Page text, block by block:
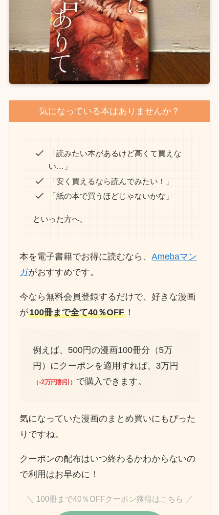
気になっている本はありませんか？
「読みたい本があるけど高くて買えな
い…」
「安く買えるなら読んでみたい！」
「紙の本で買うほどじゃないかな」
といった方へ。
本を電子書籍でお得に読むなら、Amebaマン
ガがおすすめです。
今なら無料会員登録するだけで、好きな漫画
が100冊まで全て40％OFF ！
例えば、500円の漫画100冊分（5万
円）にクーポンを適用すれば、3万円
（-2万円割引 ） で購入できます。
気になっていた漫画のまとめ買いにもぴった
りですね。
クーポンの配布はいつ終わるかわからないの
で利用はお早めに！
＼ 100冊まで40％OFFクーポン獲得はこちら ／